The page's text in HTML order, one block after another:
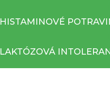
HISTAMINOVÉ
LAKTÓZOVÁ